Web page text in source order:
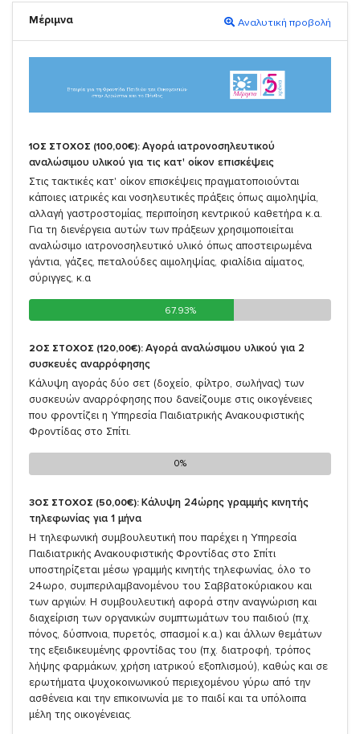
Μέριμνα Αναλυτική προβολή
1ΟΣ ΣΤΟΧΟΣ (100,00€): Αγορά ιατρονοσηλευτικού
αναλώσιμου υλικού για τις κατ' οίκον επισκέψεις
Στις τακτικές κατ' οίκον επισκέψεις πραγματοποιούνται
κάποιες ιατρικές και νοσηλευτικές πράξεις όπως αιμοληψία,
αλλαγή γαστροστομίας, περιποίηση κεντρικού καθετήρα κ.α.
Για τη διενέργεια αυτών των πράξεων χρησιμοποιείται
αναλώσιμο ιατρονοσηλευτικό υλικό όπως αποστειρωμένα
γάντια, γάζες, πεταλούδες αιμοληψίας, φιαλίδια αίματος,
σύριγγες, κ.α
67.93%
67.93%
2ΟΣ ΣΤΟΧΟΣ (120,00€): Αγορά αναλώσιμου υλικού για 2
συσκευές αναρρόφησης
Κάλυψη αγοράς δύο σετ (δοχείο, φίλτρο, σωλήνας) των
συσκευών αναρρόφησης που δανείζουμε στις οικογένειες
που φροντίζει η Υπηρεσία Παιδιατρικής Ανακουφιστικής
Φροντίδας στο Σπίτι.
0%
0%
3ΟΣ ΣΤΟΧΟΣ (50,00€): Κάλυψη 24ώρης γραμμής κινητής
τηλεφωνίας για 1 μήνα
Η τηλεφωνική συμβουλευτική που παρέχει η Υπηρεσία
Παιδιατρικής Ανακουφιστικής Φροντίδας στο Σπίτι
υποστηρίζεται μέσω γραμμής κινητής τηλεφωνίας, όλο το
24ωρο, συμπεριλαμβανομένου του Σαββατοκύριακου και
των αργιών. Η συμβουλευτική αφορά στην αναγνώριση και
διαχείριση των οργανικών συμπτωμάτων του παιδιού (π.χ.
πόνος, δύσπνοια, πυρετός, σπασμοί κ.α.) και άλλων θεμάτων
της εξειδικευμένης φροντίδας του (π.χ. διατροφή, τρόπος
λήψης φαρμάκων, χρήση ιατρικού εξοπλισμού), καθώς και σε
ερωτήματα ψυχοκοινωνικού περιεχομένου γύρω από την
ασθένεια και την επικοινωνία με το παιδί και τα υπόλοιπα
μέλη της οικογένειας.